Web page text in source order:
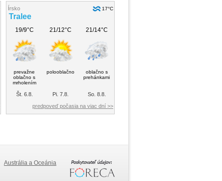
Írsko 17°C
Tralee
19/9°C 21/12°C 21/14°C
prevažne
oblačno s
mrholením
polooblačno
oblačno s
prehánkami
Št. 6.8. Pi. 7.8.
So. 8.8.
predpoveď počasia na viac dní >>
Austrália a Oceánia